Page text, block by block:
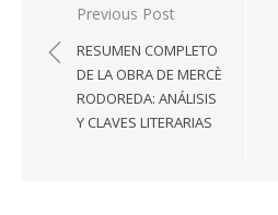
Navegación
de
entradas
Previous Post
RESUMEN COMPLETO
DE LA OBRA DE MERCÈ
RODOREDA: ANÁLISIS
Y CLAVES LITERARIAS